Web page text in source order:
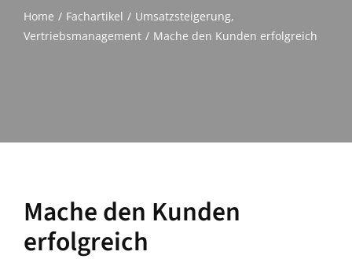
Home Fachartikel
Umsatzsteigerung
Vertriebsmanagement
Mache den Kunden erfolgreich
Mache den Kunden
erfolgreich